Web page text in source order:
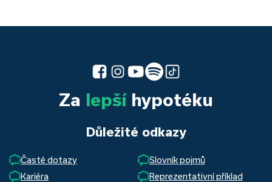
Za lepšíhypotéku
Důležité odkazy
Časté dotazy
Slovník pojmů
Kariéra
Reprezentativní příklad